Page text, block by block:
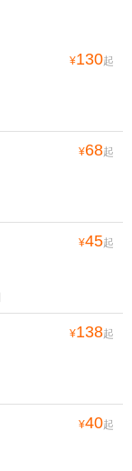
¥130起
¥68起
¥45起
¥138起
¥40起